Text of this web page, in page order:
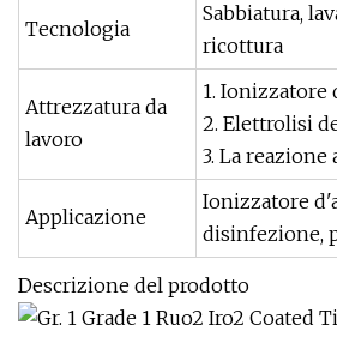
Tecnologia
Sabbiatura,
ricottura
Attrezzatura da
lavoro
1. Ionizzatore
2. Elettrolisi
3. La
Applicazione
Ionizzatore
disinfezione,
Descrizione del prodotto